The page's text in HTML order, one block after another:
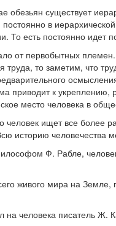
обезьян существует
в
То есть постоянно идет
от первобытных
труда, то заметим, что
приводит к
место человека в
человек ищет все более
историю человечества
Ф. Рабле, человек
живого мира на
на человека писатель